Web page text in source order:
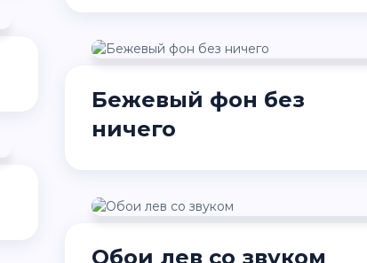
Бежевый фон без
ничего
Обои лев со звуком